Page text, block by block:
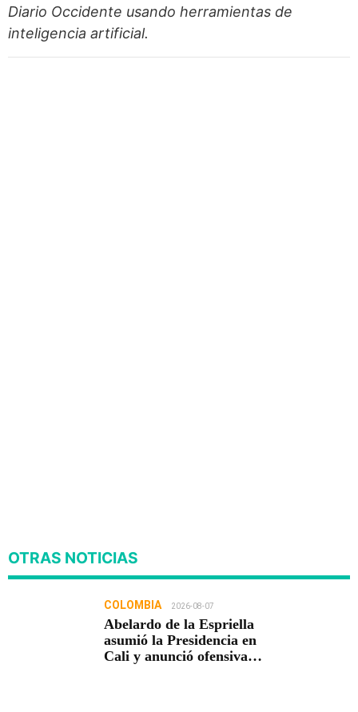
Diario Occidente usando herramientas de
inteligencia artificial.
OTRAS NOTICIAS
COLOMBIA 2026-08-07
Abelardo de la Espriella
asumió la Presidencia en
Cali y anunció ofensiva